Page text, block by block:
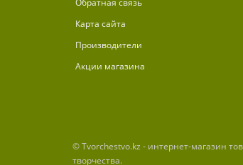
Обратная связь
Карта сайта
Производители
Акции магазина
© Tvorchestvo.kz - интернет-магазин
творчества.